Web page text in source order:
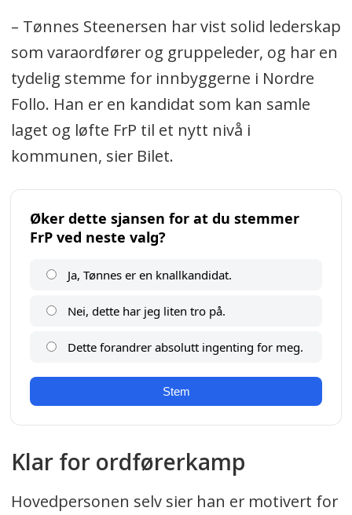
– Tønnes Steenersen har vist solid lederskap
som varaordfører og gruppeleder, og har en
tydelig stemme for innbyggerne i Nordre
Follo. Han er en kandidat som kan samle
laget og løfte FrP til et nytt nivå i
kommunen, sier Bilet.
Klar for ordførerkamp
Hovedpersonen selv sier han er motivert for